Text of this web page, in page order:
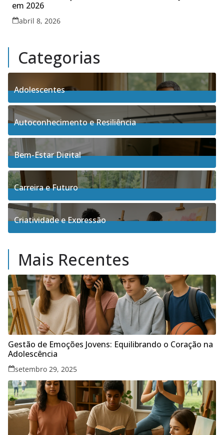
em 2026
abril 8, 2026
Categorias
Adolescentes
4Posts
Autoconhecimento e Resiliência
91Posts
Bem-Estar Digital
3Posts
Carreira e Futuro
5Posts
Criatividade e Expressão
Mais Recentes
Gestão de Emoções Jovens: Equilibrando o Coração na
Adolescência
setembro 29, 2025